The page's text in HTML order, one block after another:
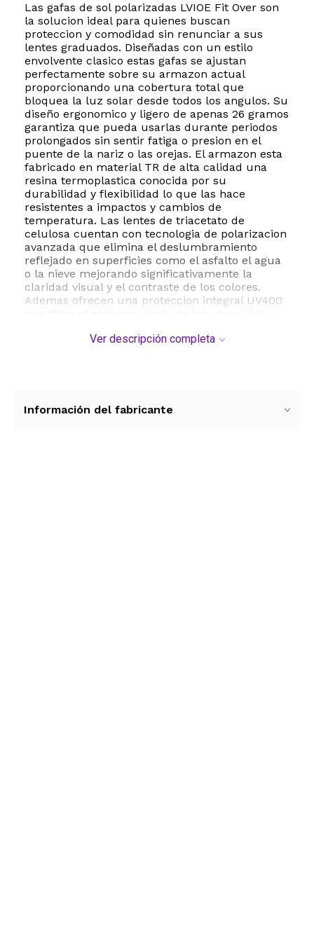
Las gafas de sol polarizadas LVIOE Fit Over son
la solucion ideal para quienes buscan
proteccion y comodidad sin renunciar a sus
lentes graduados. Diseñadas con un estilo
envolvente clasico estas gafas se ajustan
perfectamente sobre su armazon actual
proporcionando una cobertura total que
bloquea la luz solar desde todos los angulos. Su
diseño ergonomico y ligero de apenas 26 gramos
garantiza que pueda usarlas durante periodos
prolongados sin sentir fatiga o presion en el
puente de la nariz o las orejas. El armazon esta
fabricado en material TR de alta calidad una
resina termoplastica conocida por su
durabilidad y flexibilidad lo que las hace
resistentes a impactos y cambios de
temperatura. Las lentes de triacetato de
celulosa cuentan con tecnologia de polarizacion
avanzada que elimina el deslumbramiento
reflejado en superficies como el asfalto el agua
o la nieve mejorando significativamente la
claridad visual y el contraste de los colores.
Ademas ofrecen una proteccion integral UV400
al aire libre como conducir caminar o practicar
incluye un diseño pensado para la vida cotidiana
Ver descripción completa
Información del fabricante